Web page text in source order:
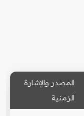
المصدر والإشارة
الزمنية